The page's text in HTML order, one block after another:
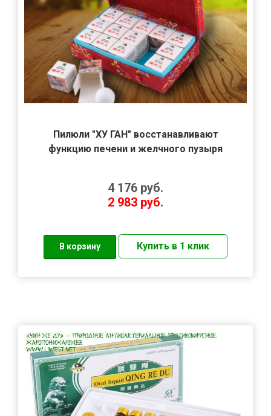
Пилюли "ХУ ГАН" восстанавливают
функцию печени и желчного пузыря
4 176 руб.
2 983 руб.